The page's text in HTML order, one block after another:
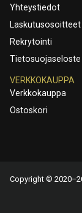
Yhteystiedot
Laskutusosoitteet
Rekrytointi
Tietosuojaseloste
VERKKOKAUPPA
Verkkokauppa
Ostoskori
Copyright ©